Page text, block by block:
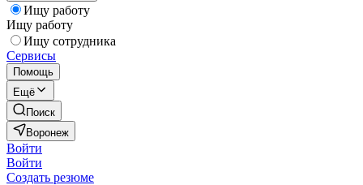
Ищу работу
Ищу работу
Ищу сотрудника
Сервисы
Помощь
Ещё
Поиск
Воронеж
Войти
Войти
Создать резюме